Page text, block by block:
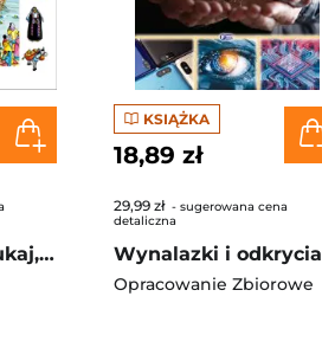
Biblia. Czytaj, szukaj, odkrywaj
KSIĄŻKA
18,89 zł
29,99 zł - sugerowana cena
detaliczna
Wynalazki i odkrycia
Opracowanie Zbiorowe